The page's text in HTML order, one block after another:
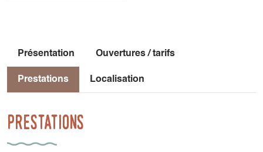
Présentation Ouvertures / tarifs
Prestations Localisation
Prestations